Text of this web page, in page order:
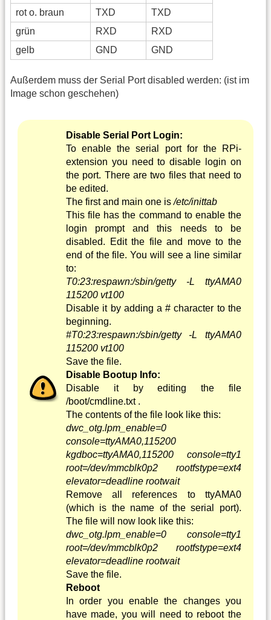
rot o. braun
TXD
TXD
grün
RXD
RXD
gelb
GND GND
Außerdem muss der Serial Port disabled werden: (ist im
Image schon geschehen)
Disable Serial Port Login:
To enable the serial port for the RPi-
extension you need to disable login on
the port. There are two files that need to
be edited.
The first and main one is/etc/inittab
This file has the command to enable the
login prompt and this needs to be
disabled. Edit the file and move to the
end of the file. You will see a line similar
to:
T0:23:respawn:/sbin/getty -L ttyAMA0
115200 vt100
Disable it by adding a # character to the
beginning.
#T0:23:respawn:/sbin/getty -L ttyAMA0
115200 vt100
Save the file.
Disable Bootup Info:
Disable it by editing the file
/boot/cmdline.txt .
The contents of the file look like this:
dwc_otg.lpm_enable=0
console=ttyAMA0,115200
kgdboc=ttyAMA0,115200 console=tty1
root=/dev/mmcblk0p2 rootfstype=ext4
elevator=deadline rootwait
Remove all references to ttyAMA0
(which is the name of the serial port).
The file will now look like this:
dwc_otg.lpm_enable=0 console=tty1
root=/dev/mmcblk0p2 rootfstype=ext4
elevator=deadline rootwait
Save the file.
Reboot
In order you enable the changes you
have made, you will need to reboot the